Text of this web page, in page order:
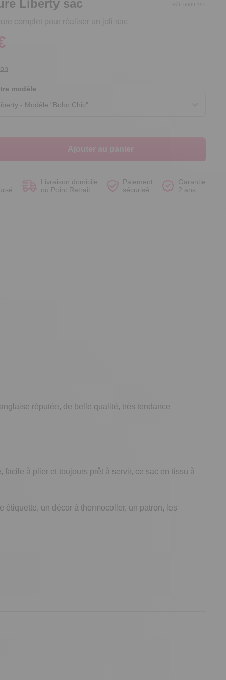
Liberty sac
complet pour réaliser un joli sac
Réf. 6009.195
modèle
Ajouter au panier
Livraison domicile
ou Point Retrait
Paiement
sécurisé
Garantie
2 ans
réputée, de belle qualité, très tendance
à plier et toujours prêt à servir, ce sac en tissu à
étiquette, un décor à thermocoller, un patron, les